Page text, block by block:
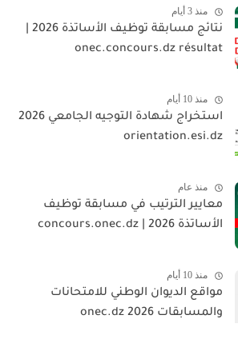
منذ 3 أيام
نتائج مسابقة توظيف الأساتذة 2026 |
onec.concours.dz résultat
منذ 10 أيام
استخراج شهادة التوجيه الجامعي 2026
orientation.esi.dz
منذ عام
معايير الترتيب في مسابقة توظيف
الأساتذة 2026 | concours.onec.dz
منذ 10 أيام
مواقع الديوان الوطني للامتحانات
والمسابقات 2026 onec.dz